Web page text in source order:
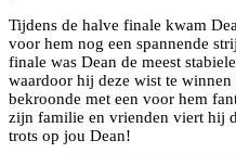
Tijdens de halve finale kwam
voor hem nog een spannende
finale was Dean de meest
waardoor hij deze wist te
bekroonde met een voor hem
zijn familie en vrienden viert hij
trots op jou Dean!